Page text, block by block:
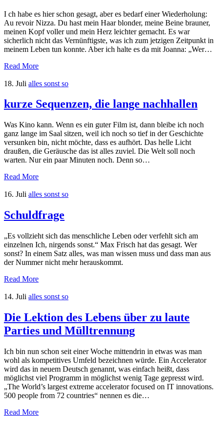
I ch habe es hier schon gesagt, aber es bedarf einer Wiederholung:
Au revoir Nizza. Du hast mein Haar blonder, meine Beine brauner,
meinen Kopf voller und mein Herz leichter gemacht. Es war
sicherlich nicht das Vernünftigste, was ich zum jetzigen Zeitpunkt in
meinem Leben tun konnte. Aber ich halte es da mit Joanna: „Wer…
Read More
18. Juli alles sonst so
kurze Sequenzen, die lange nachhallen
Was Kino kann. Wenn es ein guter Film ist, dann bleibe ich noch
ganz lange im Saal sitzen, weil ich noch so tief in der Geschichte
versunken bin, nicht möchte, dass es aufhört. Das helle Licht
draußen, die Geräusche das ist alles zuviel. Die Welt soll noch
warten. Nur ein paar Minuten noch. Denn so…
Read More
16. Juli alles sonst so
Schuldfrage
„Es vollzieht sich das menschliche Leben oder verfehlt sich am
einzelnen Ich, nirgends sonst.“ Max Frisch hat das gesagt. Wer
sonst? In einem Satz alles, was man wissen muss und dass man aus
der Nummer nicht mehr herauskommt.
Read More
14. Juli alles sonst so
Die Lektion des Lebens über zu laute
Parties und Mülltrennung
Ich bin nun schon seit einer Woche mittendrin in etwas was man
wohl als kompetitives Umfeld bezeichnen würde. Ein Accelerator
wird das in neuem Deutsch genannt, was einfach heißt, dass
möglichst viel Programm in möglichst wenig Tage gepresst wird.
„The World’s largest extreme accelerator focused on IT innovations.
500 people from 72 countries“ nennen es die…
Read More